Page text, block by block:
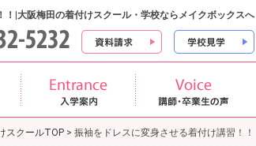
|大阪梅田の着付けスクール・学校ならメイクボックスへ
スクールTOP > 振袖をドレスに変身させる着付け講習！！